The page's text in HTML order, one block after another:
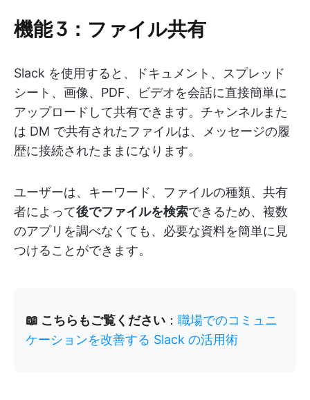
機能 3：ファイル共有
Slack を使用すると、ドキュメント、スプレッド
シート、画像、PDF、ビデオを会話に直接簡単に
アップロードして共有できます。チャンネルまた
は DM で共有されたファイルは、メッセージの履
歴に接続されたままになります。
ユーザーは、キーワード、ファイルの種類、共有
者によって後でファイルを検索できるため、複数
のアプリを調べなくても、必要な資料を簡単に見
つけることができます。
📖 こちらもご覧ください ： 職場でのコミュニ
ケーションを改善する Slack の活用術